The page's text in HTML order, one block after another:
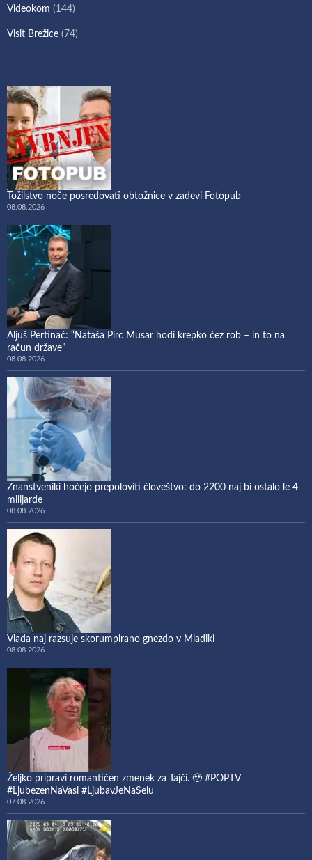
Videokom (144)
Visit Brežice (74)
Tožilstvo noče posredovati obtožnice v zadevi Fotopub
08.08.2026
Aljuš Pertinač: “Nataša Pirc Musar hodi krepko čez rob – in to na
račun države”
08.08.2026
Znanstveniki hočejo prepoloviti človeštvo: do 2200 naj bi ostalo le 4
milijarde
08.08.2026
Vlada naj razsuje skorumpirano gnezdo v Mladiki
08.08.2026
Željko pripravi romantičen zmenek za Tajči. 🥹 #POPTV
#LjubezenNaVasi #LjubavJeNaSelu
07.08.2026